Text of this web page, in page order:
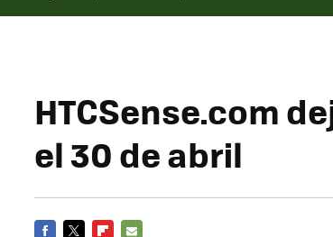
HTCSense.com
el 30 de abril